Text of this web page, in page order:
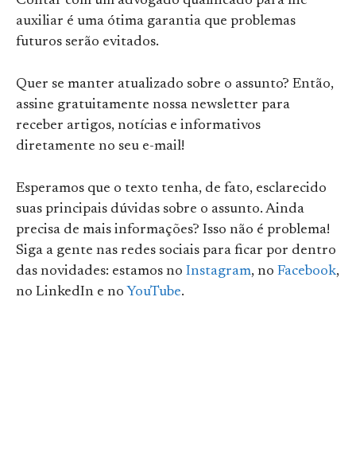
auxiliar é uma ótima garantia que problemas
futuros serão evitados.
Quer se manter atualizado sobre o assunto? Então,
assine gratuitamente nossa newsletter para
receber artigos, notícias e informativos
diretamente no seu e-mail!
Esperamos que o texto tenha, de fato, esclarecido
suas principais dúvidas sobre o assunto. Ainda
precisa de mais informações? Isso não é problema!
Siga a gente nas redes sociais para ficar por dentro
das novidades: estamos no Instagram, no Facebook,
no LinkedIn e no YouTube.